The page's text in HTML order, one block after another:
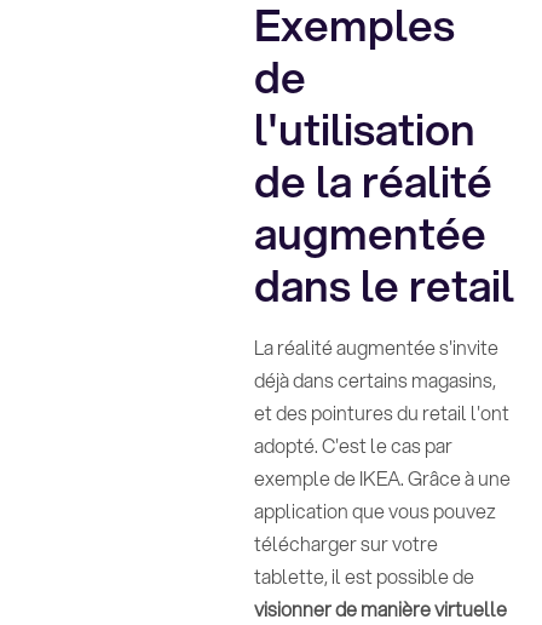
Exemples
de
l'utilisation
de la réalité
augmentée
dans le retail
La réalité augmentée s'invite
déjà dans certains magasins,
et des pointures du retail l'ont
adopté. C'est le cas par
exemple de IKEA. Grâce à une
application que vous pouvez
télécharger sur votre
tablette, il est possible de
visionner de manière virtuelle